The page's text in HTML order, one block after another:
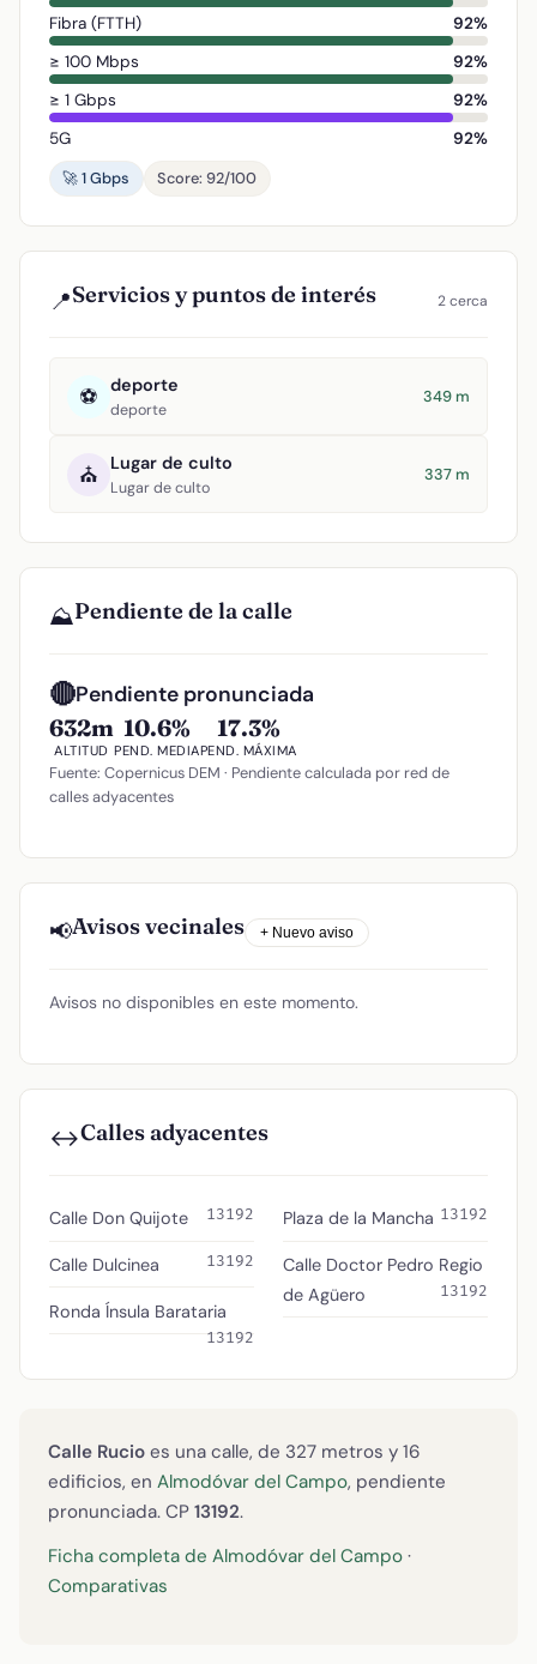
Fibra (FTTH)
92%
≥ 100 Mbps
92%
≥ 1 Gbps
92%
5G
92%
🚀 1 Gbps
Score: 92/100
📍Servicios y puntos de interés 2 cerca
⚽ deporte
deporte
349 m
⛪ Lugar de culto
Lugar de culto
337 m
⛰️Pendiente de la calle
🔴Pendiente pronunciada
632m
ALTITUD
10.6%
PEND. MEDIA
17.3%
PEND. MÁXIMA
Fuente: Copernicus DEM · Pendiente calculada por red de
calles adyacentes
📢Avisos vecinales + Nuevo aviso
Avisos no disponibles en este momento.
↔️Calles adyacentes
Calle Don Quijote 13192
Calle Dulcinea 13192
Ronda Ínsula Barataria
13192
Plaza de la Mancha 13192
Calle Doctor Pedro Regio
de Agüero
13192
Calle Rucio es una calle, de 327 metros y 16
edificios, en Almodóvar del Campo, pendiente
pronunciada. CP 13192.
Ficha completa de Almodóvar del Campo ·
Comparativas